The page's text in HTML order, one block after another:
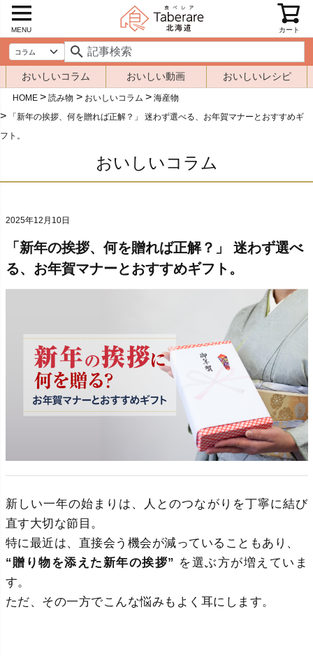
MENU カート
おいしいコラム おいしい動画 おいしいレシピ
HOME 読み物 おいしいコラム
海産物
「新年の挨拶、何を贈れば正解？」 迷わず選べる、お年賀マナーとおすすめギ
フト。
おいしいコラム
2025年12月10日
「新年の挨拶、何を贈れば正解？」 迷わず選べ
る、お年賀マナーとおすすめギフト。
新しい一年の始まりは、人とのつながりを丁寧に結び
直す大切な節目。
特に最近は、直接会う機会が減っていることもあり、
“贈り物を添えた新年の挨拶” を選ぶ方が増えていま
す。
ただ、その一方でこんな悩みもよく耳にします。